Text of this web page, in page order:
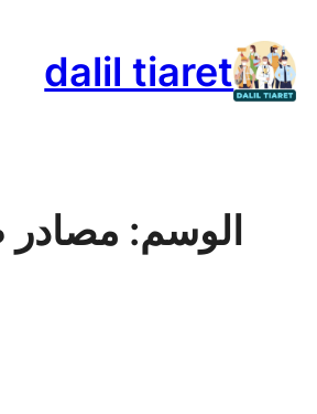
إلى
المحتوى
dalil tiaret
الوسم: مصادر